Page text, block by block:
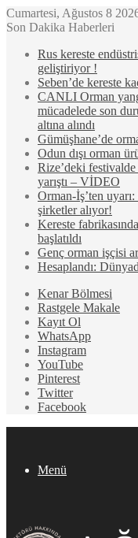
Cumartesi, Ağustos 8
Son Dakika Haberleri
Rus kereste
geliştiriyor !
Seben’de kereste
CANLI Orman
mücadelede son
altına alındı
Gümüşhane’de
Odun dışı orman
Rize’deki festivalde
yarıştı – VİDEO
Orman-İş’ten
şirketler alıyor!
Kereste
başlatıldı
Genç orman işçisi
Hesaplandı:
Kenar Bölmesi
Rastgele Makale
Kayıt Ol
WhatsApp
Instagram
YouTube
Pinterest
Twitter
Facebook
Menü